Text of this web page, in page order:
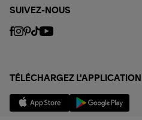
SUIVEZ-NOUS
TÉLÉCHARGEZ L'APPLICATION